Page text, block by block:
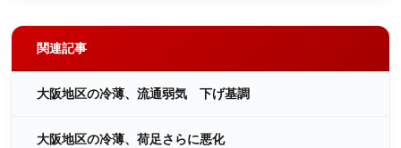
関連記事
大阪地区の冷薄、流通弱気 下げ基調
大阪地区の冷薄、荷足さらに悪化